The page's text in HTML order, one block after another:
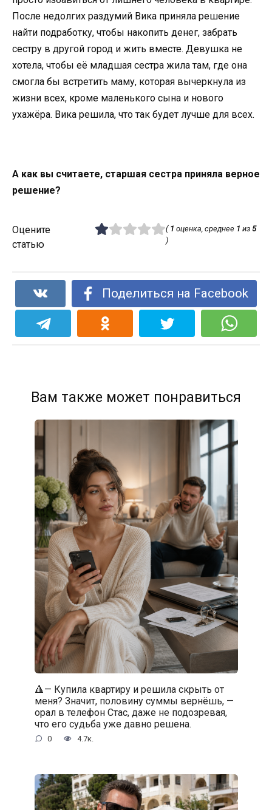
После недолгих раздумий Вика приняла решение
найти подработку, чтобы накопить денег, забрать
сестру в другой город и жить вместе. Девушка не
хотела, чтобы её младшая сестра жила там, где она
смогла бы встретить маму, которая вычеркнула из
жизни всех, кроме маленького сына и нового
ухажёра. Вика решила, что так будет лучше для всех.
А как вы считаете, старшая сестра приняла верное
решение?
Оцените
статью
( 1 оценка, среднее 1 из 5
)
Поделиться на Facebook
Вам также может понравиться
🔺— Купила квартиру и решила скрыть от
меня? Значит, половину суммы вернёшь, —
орал в телефон Стас, даже не подозревая,
что его судьба уже давно решена.
0 4.7к.